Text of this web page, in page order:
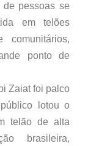
de pessoas se
em telões
ponto de
Zaiat foi palco
lotou o
telão de alta
brasileira,